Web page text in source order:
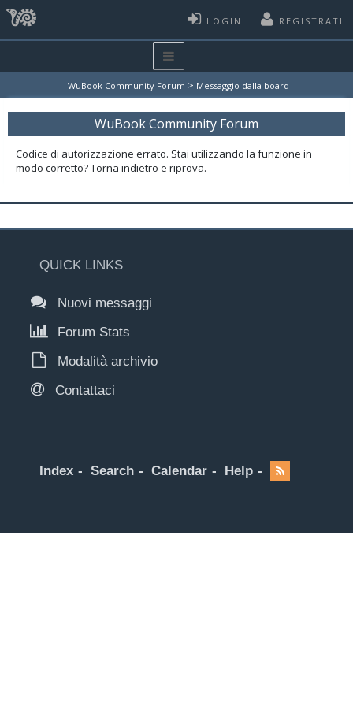
LOGIN REGISTRATI
WuBook Community Forum > Messaggio dalla board
WuBook Community Forum
Codice di autorizzazione errato. Stai utilizzando la funzione in
modo corretto? Torna indietro e riprova.
QUICK LINKS
Nuovi messaggi
Forum Stats
Modalità archivio
Contattaci
Index Search Calendar Help